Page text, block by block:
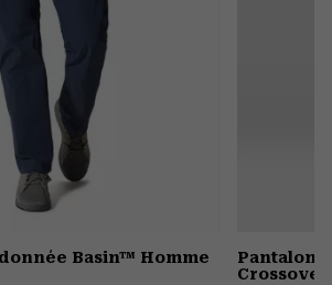
Basin™ Homme
Pantalon
Crossover